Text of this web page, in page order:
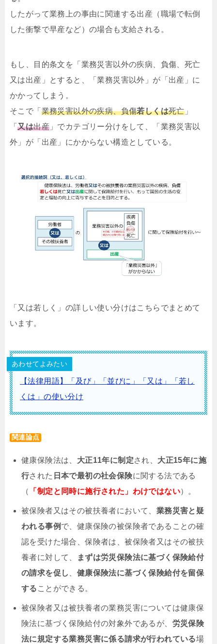
したがって業務上の事由に関連する出産（職場で転倒
した衝撃で早産など）の場合も支給される。
もし、目的条文を「業務災害以外の疾病、負傷、死亡
又は出産」とすると、「業務災害以外」が「出産」に
かかってしまう。
そこで「 業務災害以外の疾病、負傷若しくは死亡」
「又は出産 」でカテゴリー分けをして、「業務災害以
外」が「出産」にかからない構造としている。
「又は若しく」の詳しい使い分けはこちらでまとめて
います。
あわせてよみたい
【法律用語】「及び」「並びに」「又は」「若し
くは」の使い分け
関連論点
健康保険法は、 大正11年に制定され、 大正15年に施
行された 日本で最初の社会保険に関する法である
（
「制定と同時に施行された」わけではない）。
被保険者又はその被扶養者において、 業務災害と疑
われる事例 で、健康保険の被保険者であることの確
認を受けた場合、保険者は、被保険者又はその被扶
養者に対して、
まずは労災保険法に基づく保険給付
の請求を促し 、 健康保険法に基づく保険給付を留保
する ことができる。
被保険者又は被扶養者の業務災害については健康保
険法に基づく保険給付の対象外であるが、 労災保険
法に規定する業務災害に係る請求が行われている場